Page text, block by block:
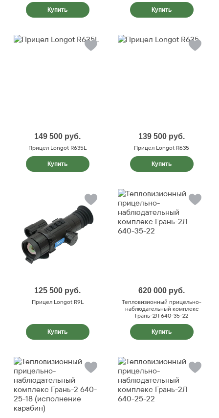
Купить Купить
149 500 руб.
Прицел Longot R635L
Купить
139 500 руб.
Прицел Longot R635
Купить
125 500 руб.
Прицел Longot R9L
Купить
620 000 руб.
Тепловизионный прицельно-
наблюдательный комплекс
Грань-2Л 640-35-22
Купить